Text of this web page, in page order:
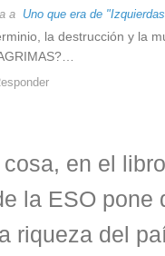
a Uno que era de
la destrucción y la
en el
la ESO pone
riqueza del